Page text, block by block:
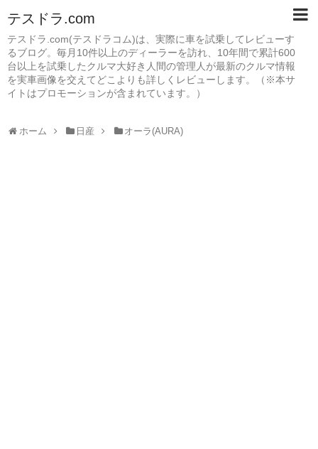
テスドラ.com
テスドラ.com(テスドラコム)は、実際に車を試乗してレビューす
るブログ。毎月10件以上のディーラーを訪れ、10年間で累計600
台以上を試乗したクルマ大好き人間の管理人が最新のクルマ情報
を実車画像を交えてどこよりも詳しくレビューします。（※本サ
イトはプロモーションが含まれています。）
ホーム 日産 オーラ(AURA)